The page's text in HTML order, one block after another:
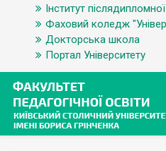
Інститут
Фаховий коледж
Докторська школа
Портал Університету